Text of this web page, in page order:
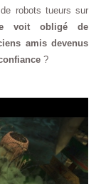
robots tueurs sur
voit obligé de
amis devenus
?